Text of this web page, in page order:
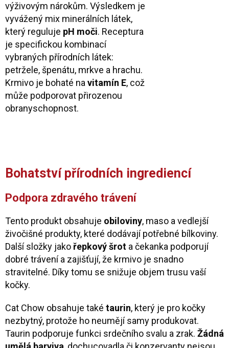
výživovým nárokům. Výsledkem je
vyvážený mix minerálních látek,
který reguluje pH moči. Receptura
je specifickou kombinací
vybraných přírodních látek:
petržele, špenátu, mrkve a hrachu.
Krmivo je bohaté navitamín E, což
může podporovat přirozenou
obranyschopnost.
Bohatství přírodních ingrediencí
Podpora zdravého trávení
Tento produkt obsahuje obiloviny, maso a vedlejší
živočišné produkty, které dodávají potřebné bílkoviny.
Další složky jakořepkový šrot a čekanka podporují
dobré trávení a zajišťují, že krmivo je snadno
stravitelné. Díky tomu se snižuje objem trusu vaší
kočky.
Cat Chow obsahuje také taurin, který je pro kočky
nezbytný, protože ho neumějí samy produkovat.
Taurin podporuje funkci srdečního svalu a zrak. Žádná